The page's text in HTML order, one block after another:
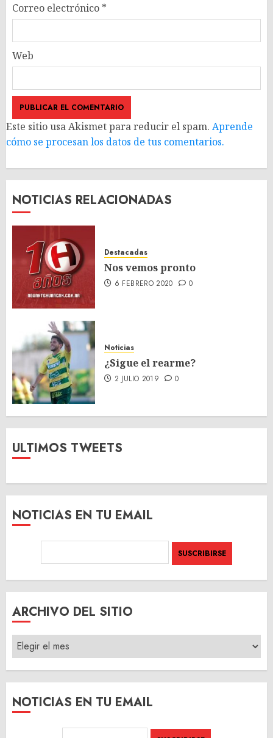
Correo electrónico *
Web
Este sitio usa Akismet para reducir el spam. Aprende
cómo se procesan los datos de tus comentarios.
NOTICIAS RELACIONADAS
Destacadas
Nos vemos pronto
6 FEBRERO 2020 0
Noticias
¿Sigue el rearme?
2 JULIO 2019 0
ULTIMOS TWEETS
NOTICIAS EN TU EMAIL
ARCHIVO DEL SITIO
ARCHIVO
DEL
SITIO
NOTICIAS EN TU EMAIL